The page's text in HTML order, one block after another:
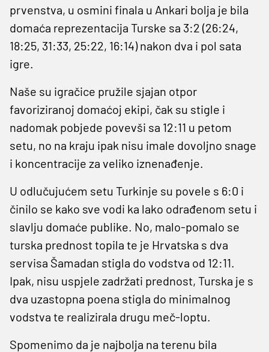
prvenstva, u osmini finala u Ankari bolja je bila
domaća reprezentacija Turske sa 3:2 (26:24,
18:25, 31:33, 25:22, 16:14) nakon dva i pol sata
igre.
Naše su igračice pružile sjajan otpor
favoriziranoj domaćoj ekipi, čak su stigle i
nadomak pobjede povevši sa 12:11 u petom
setu, no na kraju ipak nisu imale dovoljno snage
i koncentracije za veliko iznenađenje.
U odlučujućem setu Turkinje su povele s 6:0 i
činilo se kako sve vodi ka lako odrađenom setu i
slavlju domaće publike. No, malo-pomalo se
turska prednost topila te je Hrvatska s dva
servisa Šamadan stigla do vodstva od 12:11.
Ipak, nisu uspjele zadržati prednost, Turska je s
dva uzastopna poena stigla do minimalnog
vodstva te realizirala drugu meč-loptu.
Spomenimo da je najbolja na terenu bila